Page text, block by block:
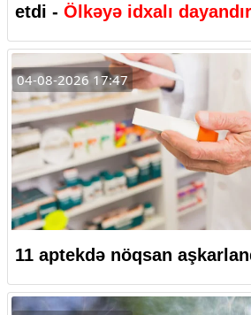
etdi - Ölkəyə idxalı
04-08-2026 17:47
11 aptekdə nöqsan